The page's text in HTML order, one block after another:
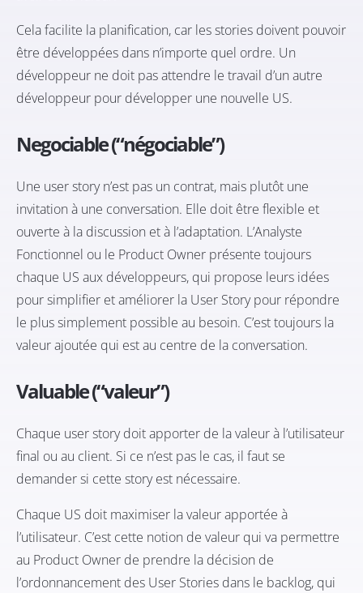
Cela facilite la planification, car les stories doivent pouvoir
être développées dans n’importe quel ordre. Un
développeur ne doit pas attendre le travail d’un autre
développeur pour développer une nouvelle US.
Negociable (“négociable”)
Une user story n’est pas un contrat, mais plutôt une
invitation à une conversation. Elle doit être flexible et
ouverte à la discussion et à l’adaptation. L’Analyste
Fonctionnel ou le Product Owner présente toujours
chaque US aux développeurs, qui propose leurs idées
pour simplifier et améliorer la User Story pour répondre
le plus simplement possible au besoin. C’est toujours la
valeur ajoutée qui est au centre de la conversation.
Valuable (“valeur”)
Chaque user story doit apporter de la valeur à l’utilisateur
final ou au client. Si ce n’est pas le cas, il faut se
demander si cette story est nécessaire.
Chaque US doit maximiser la valeur apportée à
l’utilisateur. C’est cette notion de valeur qui va permettre
au Product Owner de prendre la décision de
l’ordonnancement des User Stories dans le backlog, qui